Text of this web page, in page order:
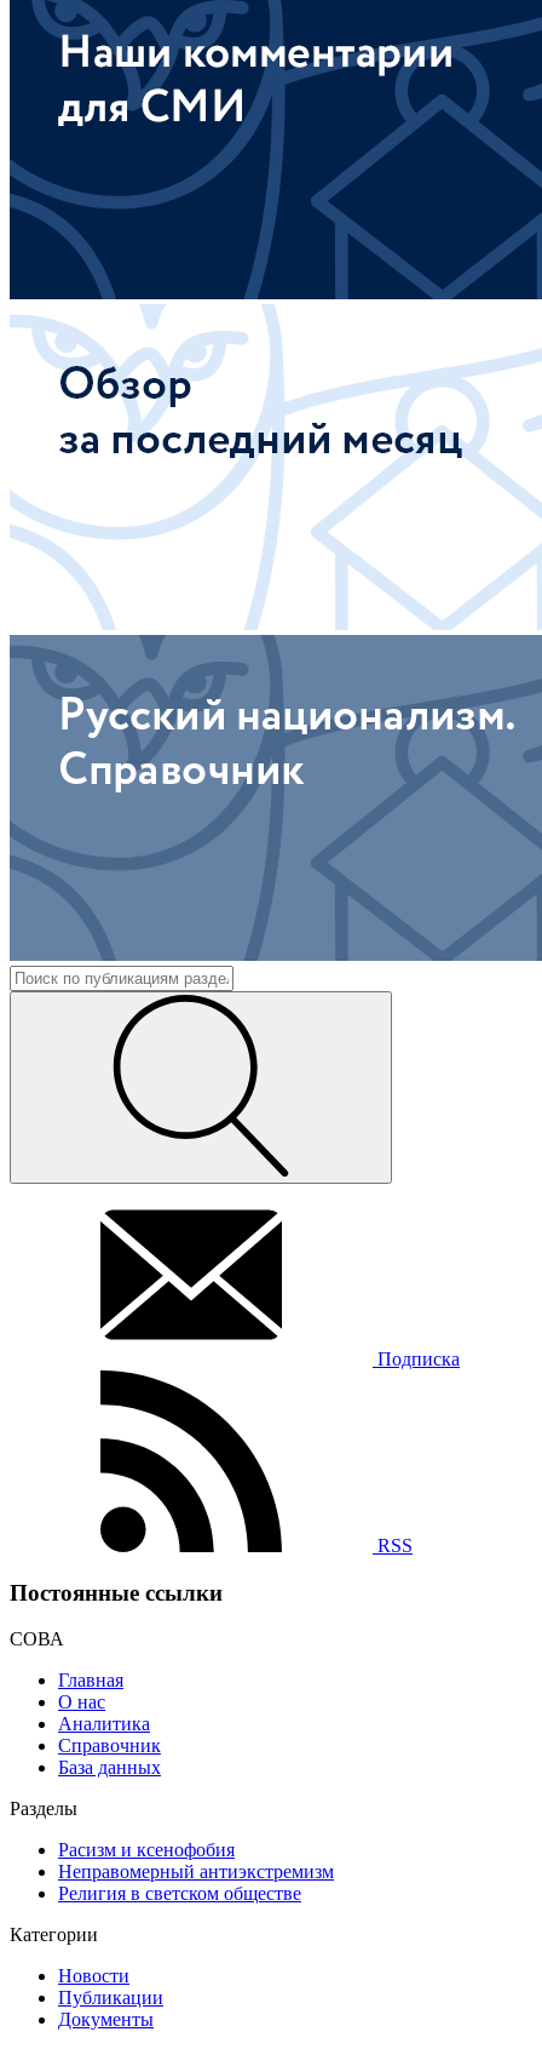
Подписка
RSS
Постоянные ссылки
СОВА
Главная
О нас
Аналитика
Справочник
База данных
Разделы
Расизм и ксенофобия
Неправомерный антиэкстремизм
Религия в светском обществе
Категории
Новости
Публикации
Документы